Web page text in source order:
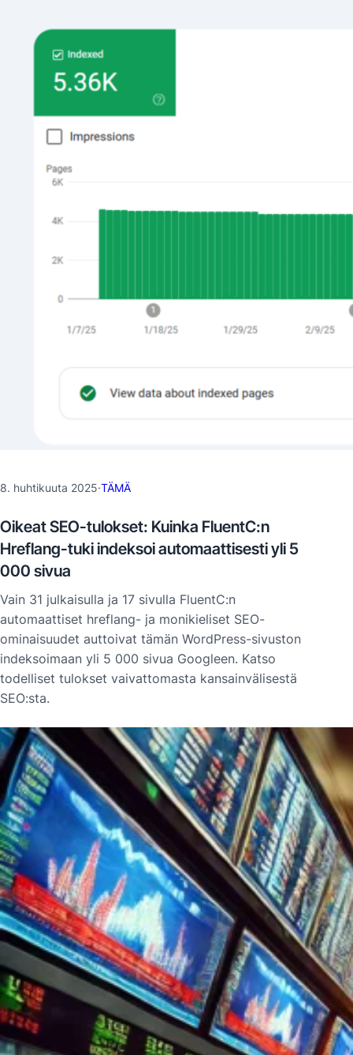
8. huhtikuuta 2025·TÄMÄ
Oikeat SEO-tulokset: Kuinka FluentC:n
Hreflang-tuki indeksoi automaattisesti yli 5
000 sivua
Vain 31 julkaisulla ja 17 sivulla FluentC:n
automaattiset hreflang- ja monikieliset SEO-
ominaisuudet auttoivat tämän WordPress-sivuston
indeksoimaan yli 5 000 sivua Googleen. Katso
todelliset tulokset vaivattomasta kansainvälisestä
SEO:sta.